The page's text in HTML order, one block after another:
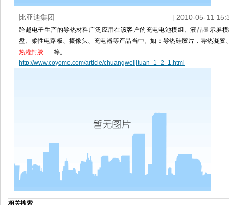
比亚迪集团 [ 2010-05-11
跨越电子生产的导热材料广泛应用在该客户的充电电池模组、液晶显示屏
盘、柔性电路板、摄像头、充电器等产品当中。如：导热硅胶片，导热凝胶
热灌封胶
等。
http://www.coyomo.com/article/chuangweijituan_1_2_1.html
相关搜索